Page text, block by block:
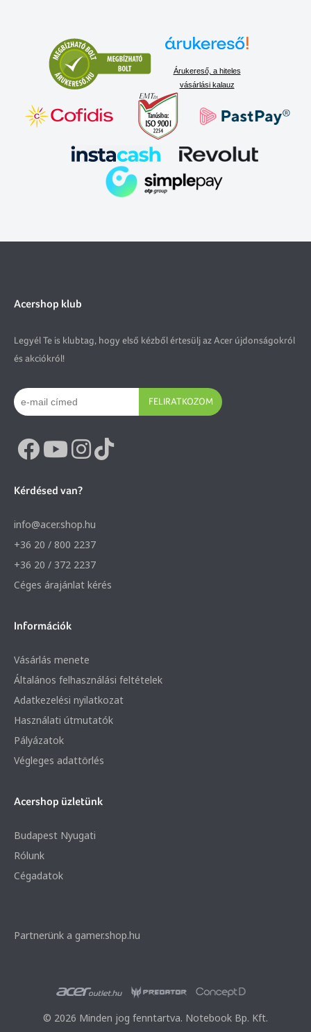
Árukereső, a hiteles
vásárlási kalauz
Acershop klub
Legyél Te is klubtag, hogy első kézből értesülj az Acer újdonságokról
és akciókról!
FELIRATKOZOM
Kérdésed van?
info@acer.shop.hu
+36 20 / 800 2237
+36 20 / 372 2237
Céges árajánlat kérés
Információk
Vásárlás menete
Általános felhasználási feltételek
Adatkezelési nyilatkozat
Használati útmutatók
Pályázatok
Végleges adattörlés
Acershop üzletünk
Budapest Nyugati
Rólunk
Cégadatok
Partnerünk a gamer.shop.hu
© 2026 Minden jog fenntartva. Notebook Bp. Kft.